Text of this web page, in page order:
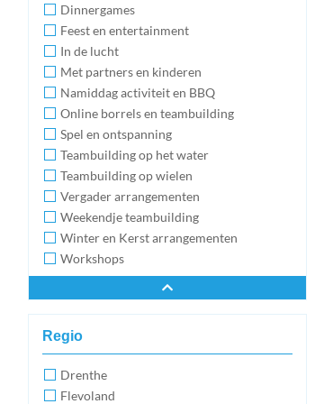
Dinnergames
Feest en entertainment
In de lucht
Met partners en kinderen
Namiddag activiteit en BBQ
Online borrels en teambuilding
Spel en ontspanning
Teambuilding op het water
Teambuilding op wielen
Vergader arrangementen
Weekendje teambuilding
Winter en Kerst arrangementen
Workshops
Regio
Drenthe
Flevoland